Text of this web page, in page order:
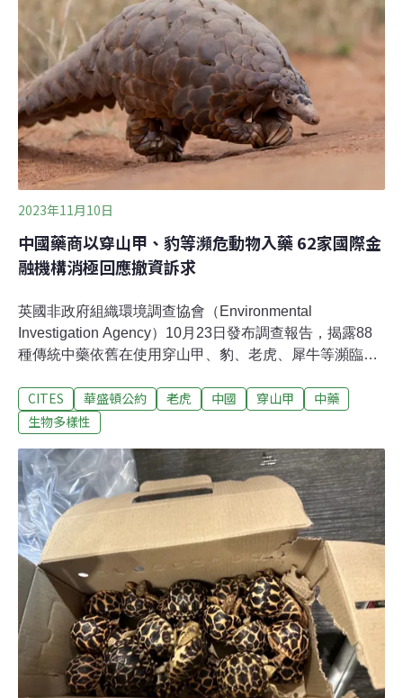
還會在地下挖洞。外界對牠們所知有限，安裝發報器除了
可瞭解穿山甲的習性外，也能幫助改善野放過程。雨林與
濕地徒步追蹤全球共有八種穿山甲，四種在非洲、四種在
亞洲。非法野生動物貿易對牠們的生存造成嚴重威脅。在
中國與非洲的傳統醫學中，穿山甲的鱗片可治療疾病，血
液可以滋補。在亞洲，穿山甲肉還能作成佳餚。棲地流失
是另一大威脅。新加坡萬態保
2023年11月10日
中國藥商以穿山甲、豹等瀕危動物入藥 62家國際金
融機構消極回應撤資訴求
英國非政府組織環境調查協會（Environmental
Investigation Agency）10月23日發布調查報告，揭露88
種傳統中藥依舊在使用穿山甲、豹、老虎、犀牛等瀕臨瀕
資了其中三家中藥大廠，將這些瀕危動物推入滅絕，呼籲
銀行盡速撤資。投資促滅絕 環團籲撤資環境調查協會報告
同仁堂集團、天津醫藥集團和吉林敖東藥業集團三大藥業
集團在中藥產品中使用了穿山甲、豹等瀕危動物的身體部
位。除了點名製造公司，環境調查協會也一一點名了62家
涉及投資這些製藥廠（或其中一家）的國際金融集團。被
點名的不乏財星五百大企業（Fortune 500），包括匯豐
（HSBC）、保誠（Prudential）、高盛（Goldman
Sachs）、瑞銀集團（UBS）、德意志銀行（Deutsch
CITES 華盛頓公約 老虎 中國 穿山甲
中藥
生物多樣性